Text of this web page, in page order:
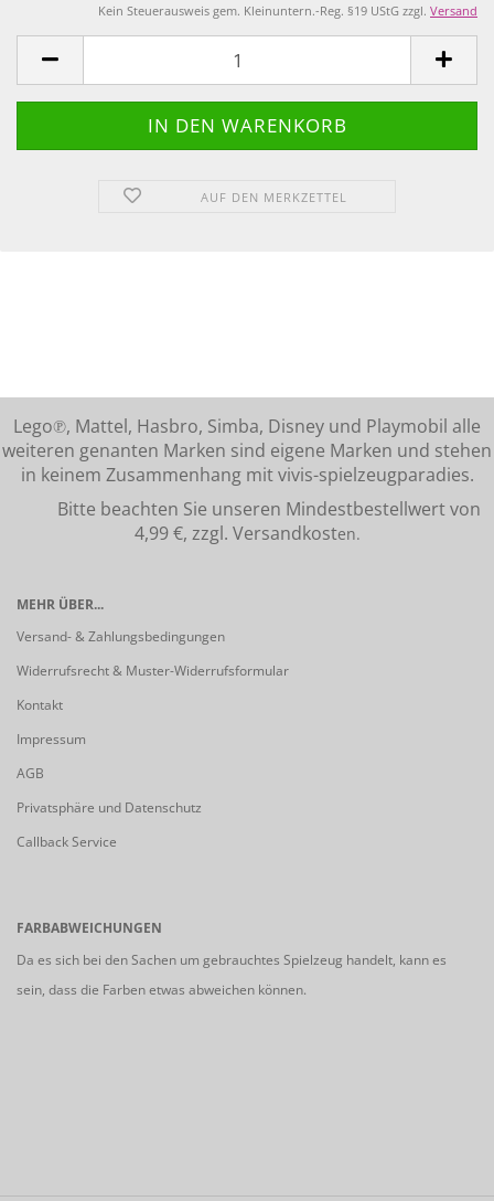
Kein Steuerausweis gem. Kleinuntern.-Reg. §19 UStG zzgl. Versand
AUF DEN MERKZETTEL
Lego℗, Mattel, Hasbro, Simba, Disney und Playmobil alle
weiteren genanten Marken sind eigene Marken und stehen
in keinem Zusammenhang mit vivis-spielzeugparadies.
Bitte beachten Sie unseren Mindestbestellwert von
4,99 €, zzgl. Versandkosten.
MEHR ÜBER...
Versand- & Zahlungsbedingungen
Widerrufsrecht & Muster-Widerrufsformular
Kontakt
Impressum
AGB
Privatsphäre und Datenschutz
Callback Service
FARBABWEICHUNGEN
Da es sich bei den Sachen um gebrauchtes Spielzeug handelt, kann es
sein, dass die Farben etwas abweichen können.